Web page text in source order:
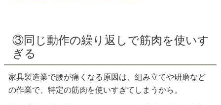
③同じ動作の繰り返しで筋肉を使いす
ぎる
家具製造業で腰が痛くなる原因は、組み立てや研磨など
の作業で、特定の筋肉を使いすぎてしまうから。